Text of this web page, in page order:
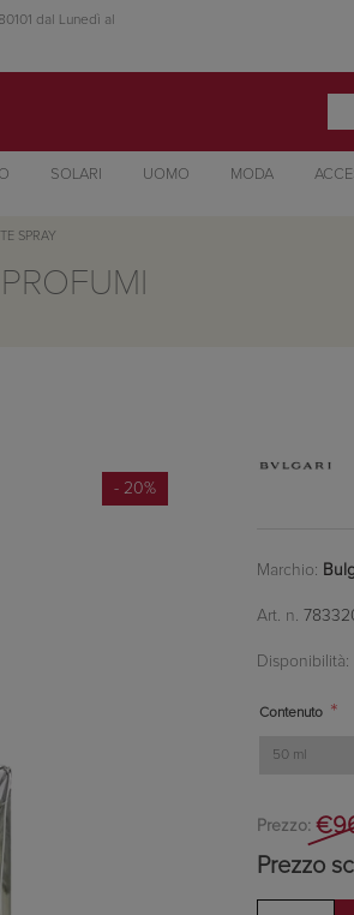
dal Lunedì al
SOLARI UOMO MODA
SPRAY
PROFUMI
- 20%
Marchio:
Art. n.
Disponibilità:
Contenuto *
Prezzo:
Prezzo